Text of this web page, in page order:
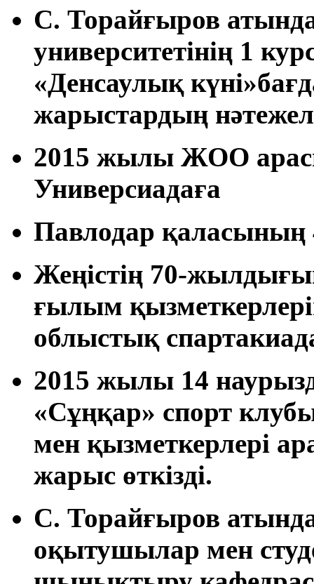
С. Торайғыров
университетінің 1
«Денсаулық
жарыстардың
2015 жылы ЖОО
Универсиадаға
Павлодар қаласының
Жеңістің 70-
ғылым
облыстық
2015 жылы 14
«Сұңқар» спорт
мен қызметкерлері
жарыс өткізді.
С. Торайғыров
оқытушылар мен